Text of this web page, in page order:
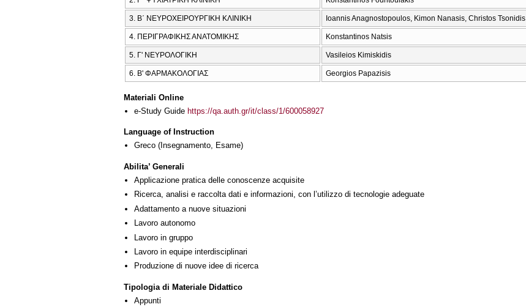
3. Β΄ ΝΕΥΡΟΧΕΙΡΟΥΡΓΙΚΗ ΚΛΙΝΙΚΗ Ioannis Anagnostopoulos, Kimon Nanasis, Christos Tsonidis
4. ΠΕΡΙΓΡΑΦΙΚΗΣ ΑΝΑΤΟΜΙΚΗΣ Konstantinos Natsis
5. Γ' ΝΕΥΡΟΛΟΓΙΚΗ Vasileios Kimiskidis
6. Β' ΦΑΡΜΑΚΟΛΟΓΙΑΣ Georgios Papazisis
Materiali Online
e-Study Guide https://qa.auth.gr/it/class/1/600058927
Language of Instruction
Greco (Insegnamento, Esame)
Abilita’ Generali
Applicazione pratica delle conoscenze acquisite
Ricerca, analisi e raccolta dati e informazioni, con l’utilizzo di tecnologie adeguate
Adattamento a nuove situazioni
Lavoro autonomo
Lavoro in gruppo
Lavoro in equipe interdisciplinari
Produzione di nuove idee di ricerca
Tipologia di Materiale Didattico
Appunti